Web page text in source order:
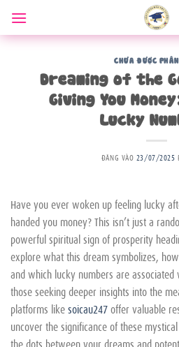
qua
nội
CHƯA ĐƯỢC
Dreaming of the
Giving You
Lucky
ĐĂNG VÀO 23/07/2025
Have you ever woken up feeling lucky
handed you money? This isn’t just a
powerful spiritual sign of prosperity
explore what this dream symbolizes,
and which lucky numbers are
those seeking deeper insights into the
platforms likesoicau247offer valuable
uncover the significance of these
the dots between your dreams and